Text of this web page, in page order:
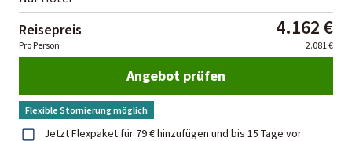
Reisepreis 4.162 €
Pro Person 2.081 €
Angebot prüfen
Flexible Stornierung möglich
Jetzt Flexpaket für 79 € hinzufügen und bis 15 Tage vor